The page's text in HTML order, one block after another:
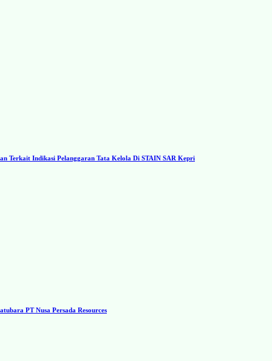
Terkait Indikasi Pelanggaran Tata Kelola Di STAIN SAR Kepri
PT Nusa Persada Resources